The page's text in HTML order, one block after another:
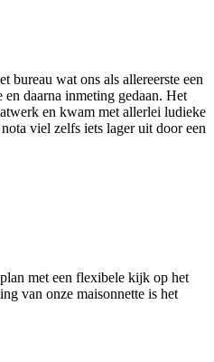
bureau wat ons als allereerste een
daarna inmeting gedaan. Het
en kwam met allerlei ludieke
viel zelfs iets lager uit door een
met een flexibele kijk op het
van onze maisonnette is het